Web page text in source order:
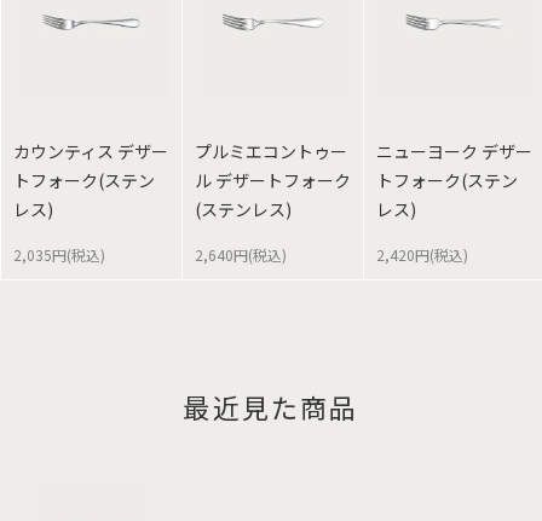
カウンティス デザー
トフォーク(ステン
レス)
2,035円(税込)
プルミエコントゥー
ル デザートフォーク
(ステンレス)
2,640円(税込)
ニューヨーク デザー
トフォーク(ステン
レス)
2,420円(税込)
最近見た商品